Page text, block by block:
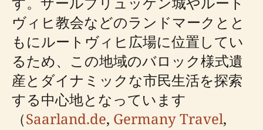
ヴィヒ教会などのランドマークとと
もにルートヴィヒ広場に位置してい
るため、この地域のバロック様式遺
産とダイナミックな市民生活を探索
する中心地となっています
（Saarland.de, Germany Travel,